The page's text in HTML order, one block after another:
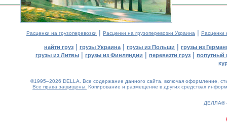
Расценки на грузоперевозки | Расценки на грузоперевозки Украина | Расценки
найти груз | грузы Украина | грузы из Польши | грузы из
грузы из Литвы | грузы из Финляндии | перевезти груз | попутный
©1995–2026 DELLA. Все содержание данного сайта, включая оформление,
Все права защищены. Копирование и размещение в других средствах